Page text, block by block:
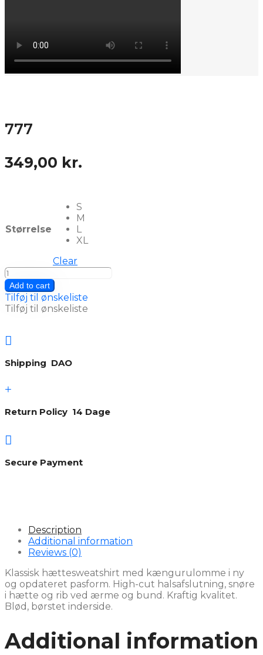
777
349,00 kr.
Størrelse
S
M
L
XL
Clear
777
quantity
Add to cart
Tilføj til ønskeliste
Tilføj til ønskeliste

Shipping DAO
+
Return Policy 14 Dage

Secure Payment
Description
Additional information
Reviews (0)
Klassisk hættesweatshirt med kængurulomme i ny
og opdateret pasform. High-cut halsafslutning, snøre
i hætte og rib ved ærme og bund. Kraftig kvalitet.
Blød, børstet inderside.
Additional information